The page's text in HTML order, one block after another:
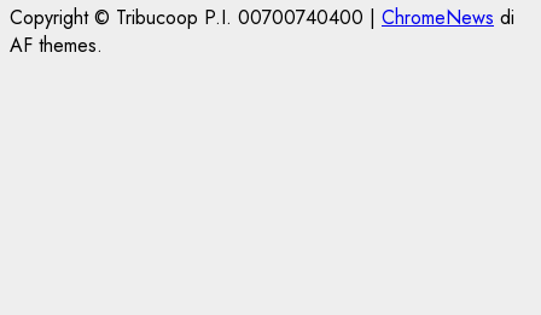
Copyright © Tribucoop P.I. 00700740400 | ChromeNews di
AF themes.